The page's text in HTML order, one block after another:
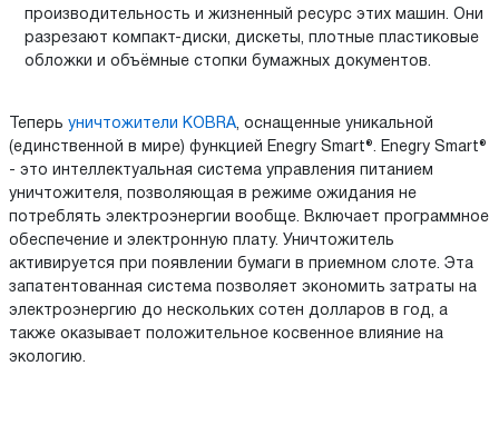
производительность и жизненный ресурс этих машин. Они
разрезают компакт-диски, дискеты, плотные пластиковые
обложки и объёмные стопки бумажных документов.
Теперь уничтожители KOBRA, оснащенные уникальной
(единственной в мире) функцией Enegry Smart®. Enegry Smart®
- это интеллектуальная система управления питанием
уничтожителя, позволяющая в режиме ожидания не
потреблять электроэнергии вообще. Включает программное
обеспечение и электронную плату. Уничтожитель
активируется при появлении бумаги в приемном слоте. Эта
запатентованная система позволяет экономить затраты на
электроэнергию до нескольких сотен долларов в год, а
также оказывает положительное косвенное влияние на
экологию.